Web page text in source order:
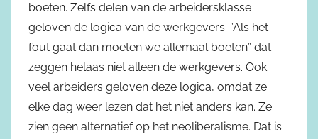
boeten. Zelfs delen van de arbeidersklasse
geloven de logica van de werkgevers. ”Als het
fout gaat dan moeten we allemaal boeten” dat
zeggen helaas niet alleen de werkgevers. Ook
veel arbeiders geloven deze logica, omdat ze
elke dag weer lezen dat het niet anders kan. Ze
zien geen alternatief op het neoliberalisme. Dat is